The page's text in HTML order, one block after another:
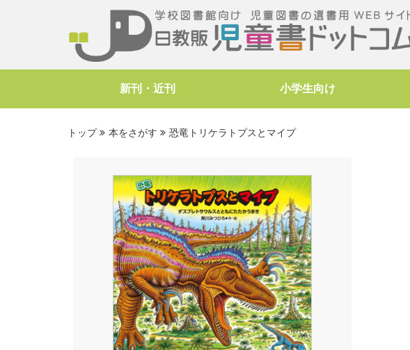
新刊・近刊 小学生向け
トップ 本をさがす 恐竜トリケラトプスとマイプ